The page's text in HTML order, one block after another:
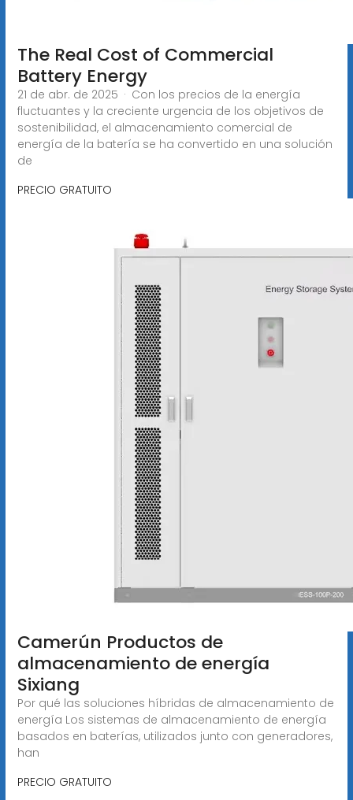
The Real Cost of Commercial
Battery Energy
21 de abr. de 2025 · Con los precios de la energía
fluctuantes y la creciente urgencia de los objetivos de
sostenibilidad, el almacenamiento comercial de
energía de la batería se ha convertido en una solución
de
PRECIO GRATUITO
Camerún Productos de
almacenamiento de energía
Sixiang
Por qué las soluciones híbridas de almacenamiento de
energía Los sistemas de almacenamiento de energía
basados en baterías, utilizados junto con generadores,
han
PRECIO GRATUITO